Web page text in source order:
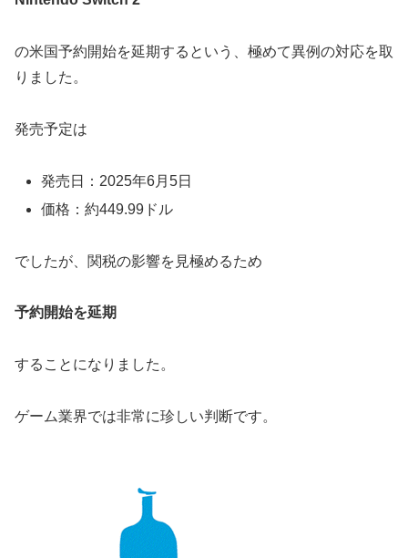
の米国予約開始を延期するという、極めて異例の対応を取
りました。
発売予定は
発売日：2025年6月5日
価格：約449.99ドル
でしたが、関税の影響を見極めるため
予約開始を延期
することになりました。
ゲーム業界では非常に珍しい判断です。